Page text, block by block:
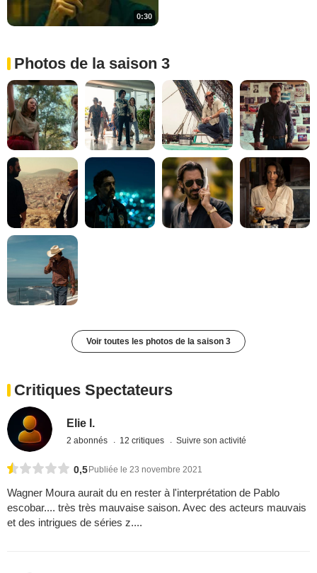
0:30
Photos de la saison 3
Voir toutes les photos de la saison 3
Critiques Spectateurs
Elie I.
2 abonnés 12 critiques Suivre son activité
0,5 Publiée le 23 novembre 2021
Wagner Moura aurait du en rester à l'interprétation de Pablo
escobar.... très très mauvaise saison. Avec des acteurs mauvais
et des intrigues de séries z....